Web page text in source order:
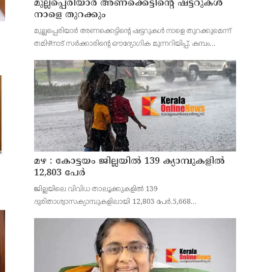
മുല്ലപ്പെരിയാർ അണക്കെട്ടിന്റെ ഷട്ടറുകൾ
നാളെ തുറക്കും
മുല്ലപ്പെരിയാർ അണക്കെട്ടിന്റെ ഷട്ടറുകൾ നാളെ തുറക്കുമെന്ന്
തമിഴ്‌നാട് സർക്കാരിന്റെ ഔദ്യോഗിക മുന്നറിയിപ്പ്. കമ്പം
നെൽകൃഷിക്കായി ജലം തുറന്നുവിടുന്ന ചടങ്ങിൽ തമിഴ്ന
മഴ : കോട്ടയം ജില്ലയിൽ 139 ക്യാമ്പുകളിൽ
12,803 പേര്‍
ജില്ലയിലെ വിവിധ താലൂക്കുകളിൽ 139
ദുരിതാശ്വാസക്യാമ്പുകളിലായി 12,803 പേർ.5,668
5,244 പുരുഷന്മാരും 5,813 സ്ത്രീകളും